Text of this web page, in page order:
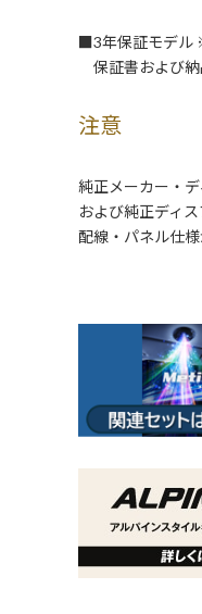
■3年保証モデル
保証書および納
注意
純正メーカー・
および純正ディ
配線・パネル仕